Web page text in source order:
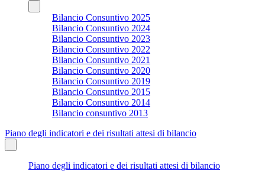
Bilancio Consuntivo 2025
Bilancio Consuntivo 2024
Bilancio Consuntivo 2023
Bilancio Consuntivo 2022
Bilancio Consuntivo 2021
Bilancio Consuntivo 2020
Bilancio Consuntivo 2019
Bilancio Consuntivo 2015
Bilancio Consuntivo 2014
Bilancio consuntivo 2013
Piano degli indicatori e dei risultati attesi di bilancio
Piano degli indicatori e dei risultati attesi di bilancio